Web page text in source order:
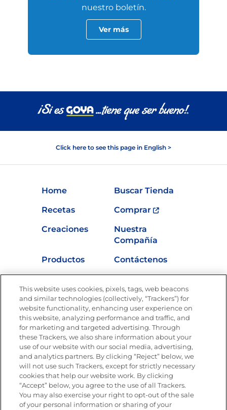
nuestro boletín.
Ver más
Click here to see this page in English >
Home
Buscar Tienda
Recetas
Comprar
Creaciones
Nuestra
Compañía
Productos
Contáctenos
Nutrición
Únete a La Cocina Goya®
Recibe Nuevas Recetas, Ofertas Especiales y
Promociones
Email(Obligatorio)
This website uses cookies, pixels, tags, web beacons
and similar technologies (collectively, “Trackers”) for
website functionality, enhancing user experience on
this website, analyzing performance and traffic, and
for marketing and targeted advertising. Through
these Trackers, we also share information about your
use of our website with our social media, advertising,
and analytics partners. By clicking “Reject” below, we
will not use such Trackers, except for strictly necessary
cookies that help our website work. By clicking
“Accept” below, you agree to the use of all Trackers.
You may also exercise your right to opt-out of the sale
of your personal information or sharing of your